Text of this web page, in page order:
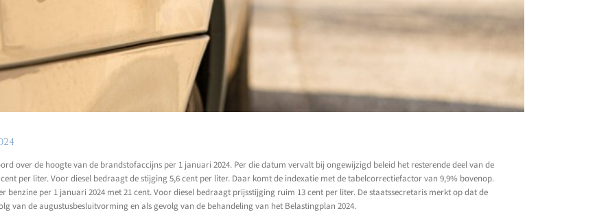
over de hoogte van de brandstofaccijns per 1 januari 2024. Per die datum vervalt bij ongewijzigd beleid het resterende deel van de
per liter. Voor diesel bedraagt de stijging 5,6 cent per liter. Daar komt de indexatie met de tabelcorrectiefactor van 9,9% bovenop.
per 1 januari 2024 met 21 cent. Voor diesel bedraagt prijsstijging ruim 13 cent per liter. De staatssecretaris merkt op dat de
van de augustusbesluitvorming en als gevolg van de behandeling van het Belastingplan 2024.